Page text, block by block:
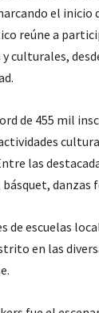
el inicio
reúne a
culturales,
de 455 mil
las
danzas
de escuelas
en las